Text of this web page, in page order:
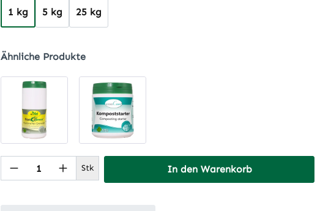
1 kg 5 kg 25 kg
Ähnliche Produkte
Produkt Anzahl: Gib den gewünschten Wert
Stk In den Warenkorb